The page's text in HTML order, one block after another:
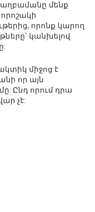
աղբամանը մենք
որոնք կարող
կանխելով
միջոց է
որ այն
Ընդ որում դրա
չէ: